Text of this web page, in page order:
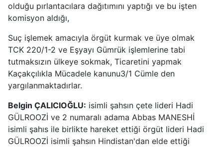
olduğu pırlantacılara dağıtımını yaptığı ve bu işten
komisyon aldığı,
Suç işlemek amacıyla örgüt kurmak ve üye olmak
TCK 220/1-2 ve Eşyayı Gümrük işlemlerine tabi
tutmaksızın ülkeye sokmak, Ticaretini yapmak
Kaçakçılıkla Mücadele kanunu3/1 Cümle den
yargılanmaktadırlar.
Belgin ÇALICIOĞLU: isimli şahsın çete lideri Hadi
GÜLROOZİ ve 2 numaralı adama Abbas MANESHİ
isimli şahıs ile birlikte hareket ettiği örgüt lideri Hadi
GÜLROOZİ isimli şahsın Hindistan'dan elde ettiği